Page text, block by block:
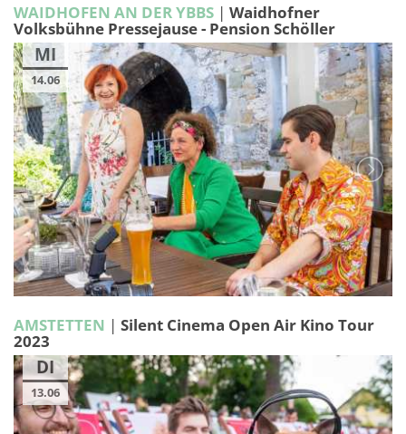
WAIDHOFEN AN DER YBBS | Waidhofner
Volksbühne Pressejause - Pension Schöller
MI
14.06
AMSTETTEN | Silent Cinema Open Air Kino Tour
2023
DI
13.06